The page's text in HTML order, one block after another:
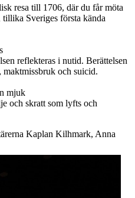
resa till 1706, där du får möta
Sveriges första kända
reflekteras i nutid. Berättelsen
och suicid.
mjuk
och skratt som lyfts och
Kaplan Kilhmark, Anna